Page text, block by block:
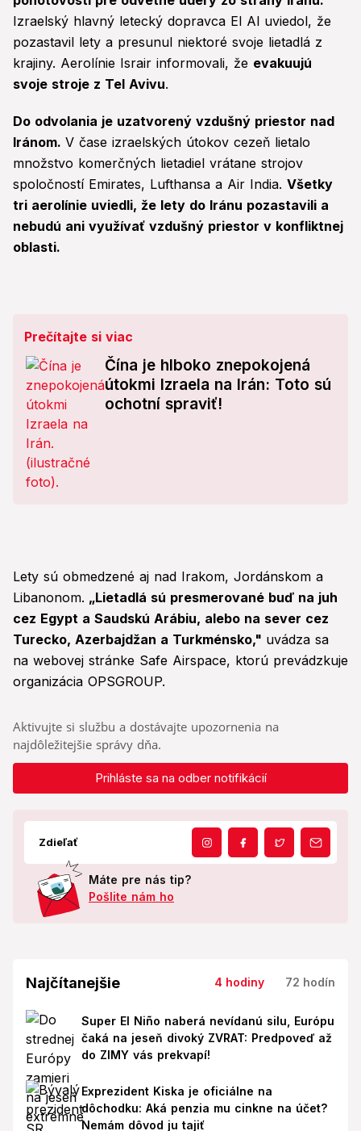
Izraelský hlavný letecký dopravca El Al uviedol, že
pozastavil lety a presunul niektoré svoje lietadlá z
krajiny. Aerolínie Israir informovali, že evakuujú
svoje stroje z Tel Avivu.
Do odvolania je uzatvorený vzdušný priestor nad
Iránom. V čase izraelských útokov cezeň lietalo
množstvo komerčných lietadiel vrátane strojov
spoločností Emirates, Lufthansa a Air India. Všetky
tri aerolínie uviedli, že lety do Iránu pozastavili a
nebudú ani využívať vzdušný priestor v konfliktnej
oblasti.
Prečítajte si viac
Čína je hlboko znepokojená
útokmi Izraela na Irán: Toto sú
ochotní spraviť!
Lety sú obmedzené aj nad Irakom, Jordánskom a
Libanonom. „Lietadlá sú presmerované buď na juh
cez Egypt a Saudskú Arábiu, alebo na sever cez
Turecko, Azerbajdžan a Turkménsko," uvádza sa
na webovej stránke Safe Airspace, ktorú prevádzkuje
organizácia OPSGROUP.
Aktivujte si službu a dostávajte upozornenia na
najdôležitejšie správy dňa.
Prihláste sa na odber notifikácií
Zdieľať
Máte pre nás tip?
Pošlite nám ho
Najčítanejšie 4 hodiny 72 hodín
Super El Niño naberá nevídanú silu, Európu
čaká na jeseň divoký ZVRAT: Predpoveď až
do ZIMY vás prekvapí!
Exprezident Kiska je oficiálne na
dôchodku: Aká penzia mu cinkne na účet?
Nemám dôvod ju tajiť